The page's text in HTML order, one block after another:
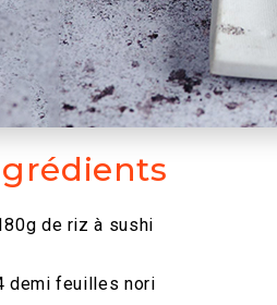
de riz à sushi
demi feuilles nori